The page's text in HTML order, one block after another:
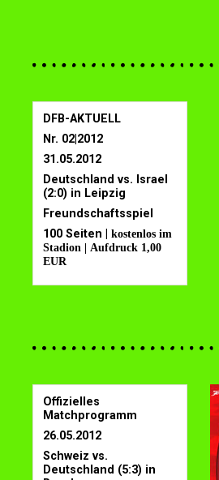
DFB-AKTUELL
Nr. 02|2012
31.05.2012
Deutschland vs. Israel
(2:0) in Leipzig
Freundschaftsspiel
100 Seiten | kostenlos im
Stadion | Aufdruck 1,00
EUR
Offizielles
Matchprogramm
26.05.2012
Schweiz vs.
Deutschland (5:3) in